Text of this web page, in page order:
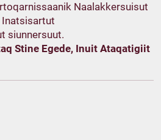
Naalakkersuisut
Inatsisartut
siunnersuut.
Stine Egede, Inuit Ataqatigiit